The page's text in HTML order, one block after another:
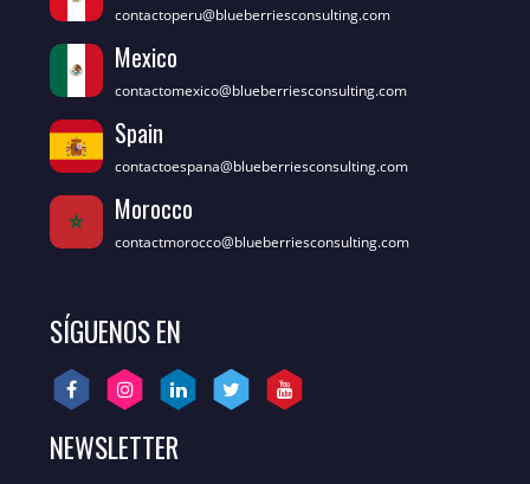
contactoperu@blueberriesconsulting.com
Mexico
contactomexico@blueberriesconsulting.com
Spain
contactoespana@blueberriesconsulting.com
Morocco
contactmorocco@blueberriesconsulting.com
SÍGUENOS EN
NEWSLETTER